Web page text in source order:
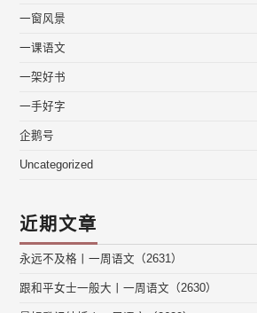
一窗风景
一课语文
一架好书
一手好字
企鹅号
Uncategorized
近期文章
永远不及格丨一周语文（2631）
跟和平女士一般大丨一周语文（2630）